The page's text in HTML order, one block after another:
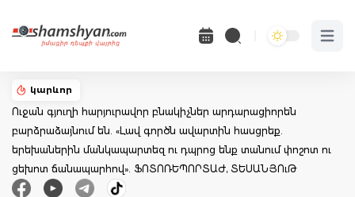
Open
կարևոր
Ուջան գյուղի հարյուրավոր բնակիչներ արդարացիորեն
բարձրաձայնում են. «Լավ գործն ավարտին հասցրեք.
երեխաներին մանկապարտեզ ու դպրոց ենք տանում փոշոտ ու
ցեխոտ ճանապարհով». ՖՈՏՈՌԵՊՈՐՏԱԺ, ՏԵՍԱՆՅՈւԹ